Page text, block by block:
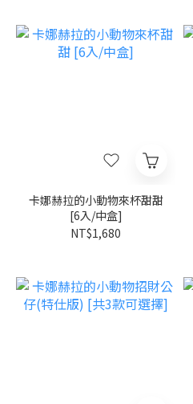
卡娜赫拉的小動物來杯甜甜
[6入/中盒]
NT$1,680